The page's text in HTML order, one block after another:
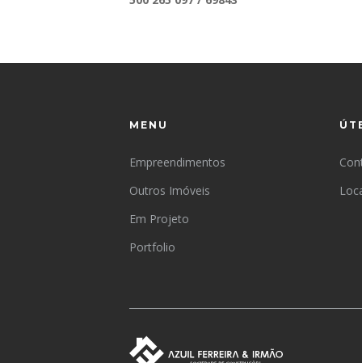
MENU
Empreendimentos
Outros Imóveis
Em Projeto
Portfolio